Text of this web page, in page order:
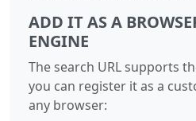
ADD IT AS A
ENGINE
The search URL supports
you can register it as a
any browser: